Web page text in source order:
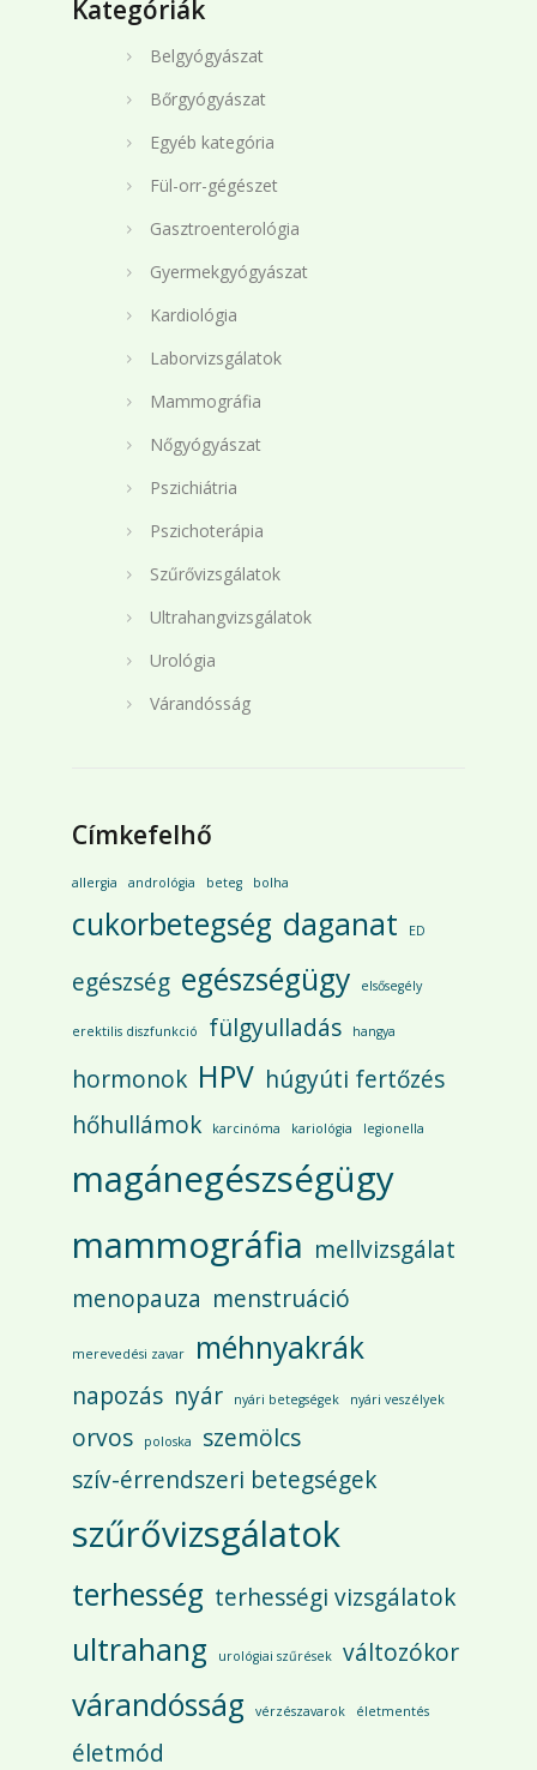
Kategóriák
Belgyógyászat
Bőrgyógyászat
Egyéb kategória
Fül-orr-gégészet
Gasztroenterológia
Gyermekgyógyászat
Kardiológia
Laborvizsgálatok
Mammográfia
Nőgyógyászat
Pszichiátria
Pszichoterápia
Szűrővizsgálatok
Ultrahangvizsgálatok
Urológia
Várandósság
Címkefelhő
allergia andrológia beteg bolha
cukorbetegség daganat ED
egészség egészségügy elsősegély
erektilis diszfunkció fülgyulladás hangya
hormonok HPV húgyúti fertőzés
hőhullámok
karcinóma kariológia legionella
magánegészségügy
mammográfia mellvizsgálat
menopauza menstruáció
merevedési zavar méhnyakrák
napozás nyár nyári betegségek nyári veszélyek
orvos poloska
szemölcs
szív-érrendszeri betegségek
szűrővizsgálatok
terhesség terhességi vizsgálatok
ultrahang urológiai szűrések változókor
várandósság vérzészavarok életmentés
életmód